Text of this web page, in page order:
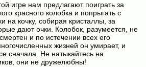
игре нам предлагают поиграть за
красного колобка и попрыгать с
на кочку, собирая кристаллы, за
дают очки. Колобок, разумеется, не
и по истечении всех его
жизней он умирает, и
сначала. Не натыкайтесь на
они не дружелюбны!